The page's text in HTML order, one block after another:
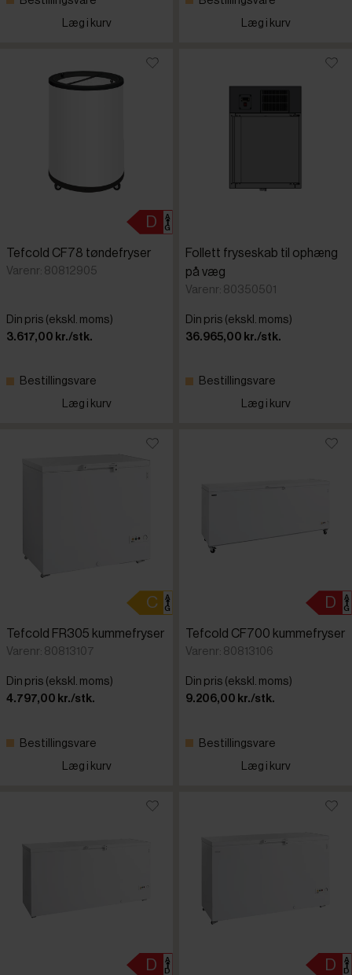
Læg i kurv
Læg i kurv
Tefcold CF78 tøndefryser
Varenr: 80812905
Din pris (ekskl. moms)
3.617,00 kr./stk.
Bestillingsvare
Læg i kurv
Follett fryseskab til ophæng
på væg
Varenr: 80350501
Din pris (ekskl. moms)
36.965,00 kr./stk.
Bestillingsvare
Læg i kurv
Tefcold FR305 kummefryser
Varenr: 80813107
Din pris (ekskl. moms)
4.797,00 kr./stk.
Bestillingsvare
Læg i kurv
Tefcold CF700 kummefryser
Varenr: 80813106
Din pris (ekskl. moms)
9.206,00 kr./stk.
Bestillingsvare
Læg i kurv